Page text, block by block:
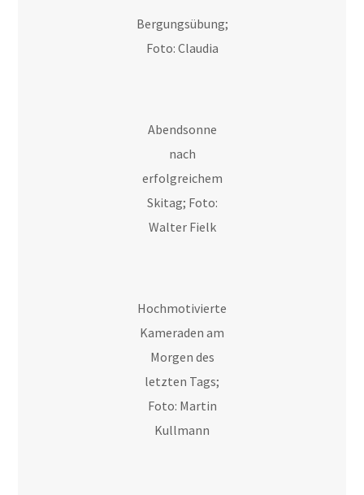
Bergungsübung;
Foto: Claudia
Abendsonne
nach
erfolgreichem
Skitag; Foto:
Walter Fielk
Hochmotivierte
Kameraden am
Morgen des
letzten Tags;
Foto: Martin
Kullmann